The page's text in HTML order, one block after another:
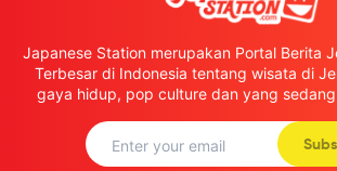
Japanese Station merupakan Portal Berita
Terbesar di Indonesia tentang wisata di
gaya hidup, pop culture dan yang